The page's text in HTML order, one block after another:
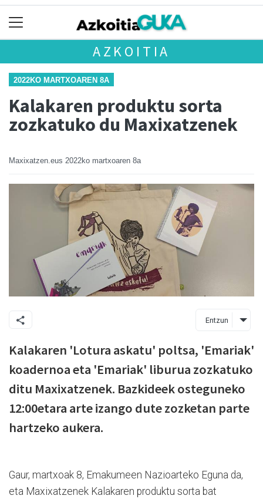
AZKOITIA
2022KO MARTXOAREN 8A
Kalakaren produktu sorta
zozkatuko du Maxixatzenek
Maxixatzen.eus 2022ko martxoaren 8a
Entzun
Kalakaren 'Lotura askatu' poltsa, 'Emariak'
koadernoa eta 'Emariak' liburua zozkatuko
ditu Maxixatzenek. Bazkideek osteguneko
12:00etara arte izango dute zozketan parte
hartzeko aukera.
Gaur, martxoak 8, Emakumeen Nazioarteko Eguna da,
eta Maxixatzenek Kalakaren produktu sorta bat